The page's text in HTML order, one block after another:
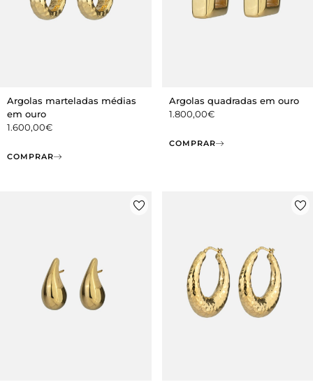
Argolas marteladas médias
em ouro
1.600,00€
COMPRAR
Argolas quadradas em ouro
1.800,00€
COMPRAR